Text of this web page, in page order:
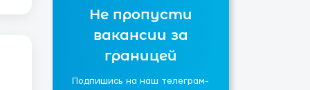
Не пропусти
вакансии за
границей
Подпишись на наш телеграм-